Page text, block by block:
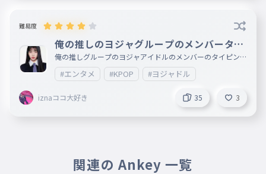
難易度
俺の推しのヨジャグループのメンバータイ
ピング
俺の推しグループのヨジャアイドルのメンバーのタイピング
作ってみた〜 俺の推しグループ izna、BABYMONSTER、H
earts2Hearts、TWICE、ITZY グループの中での一推しメンバ
ー izna ココ BABYMONSTER ラミ Hearts2Hearts
ジウ TWICE ツウィ ITZY ユナ
#エンタメ #KPOP #ヨジャドル
iznaココ大好き 35 3
関連の Ankey 一覧